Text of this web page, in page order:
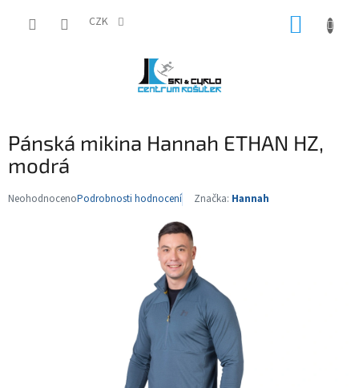
CZK
Pánská mikina Hannah ETHAN HZ,
modrá
Průměrné
NeohodnocenoPodrobnosti hodnocení Značka: Hannah